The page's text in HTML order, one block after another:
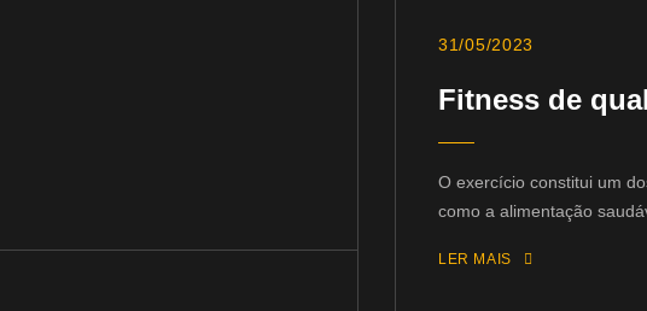
31/05/2023
Fitness de
O exercício constitui um
como a alimentação
LER MAIS